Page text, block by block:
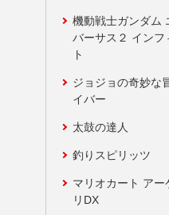
機動戦士ガンダム
バーサス２ インフ
ト
ジョジョの奇妙な
イバー
太鼓の達人
釣りスピリッツ
マリオカート ア
リDX